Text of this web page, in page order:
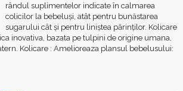
rândul suplimentelor indicate în calmarea
colicilor la bebeluși, atât pentru bunăstarea
sugarului cât și pentru liniștea părinților. Kolicare
inovativa, bazata pe tulpini de origine umana,
Kolicare : Amelioreaza plansul bebelusului: